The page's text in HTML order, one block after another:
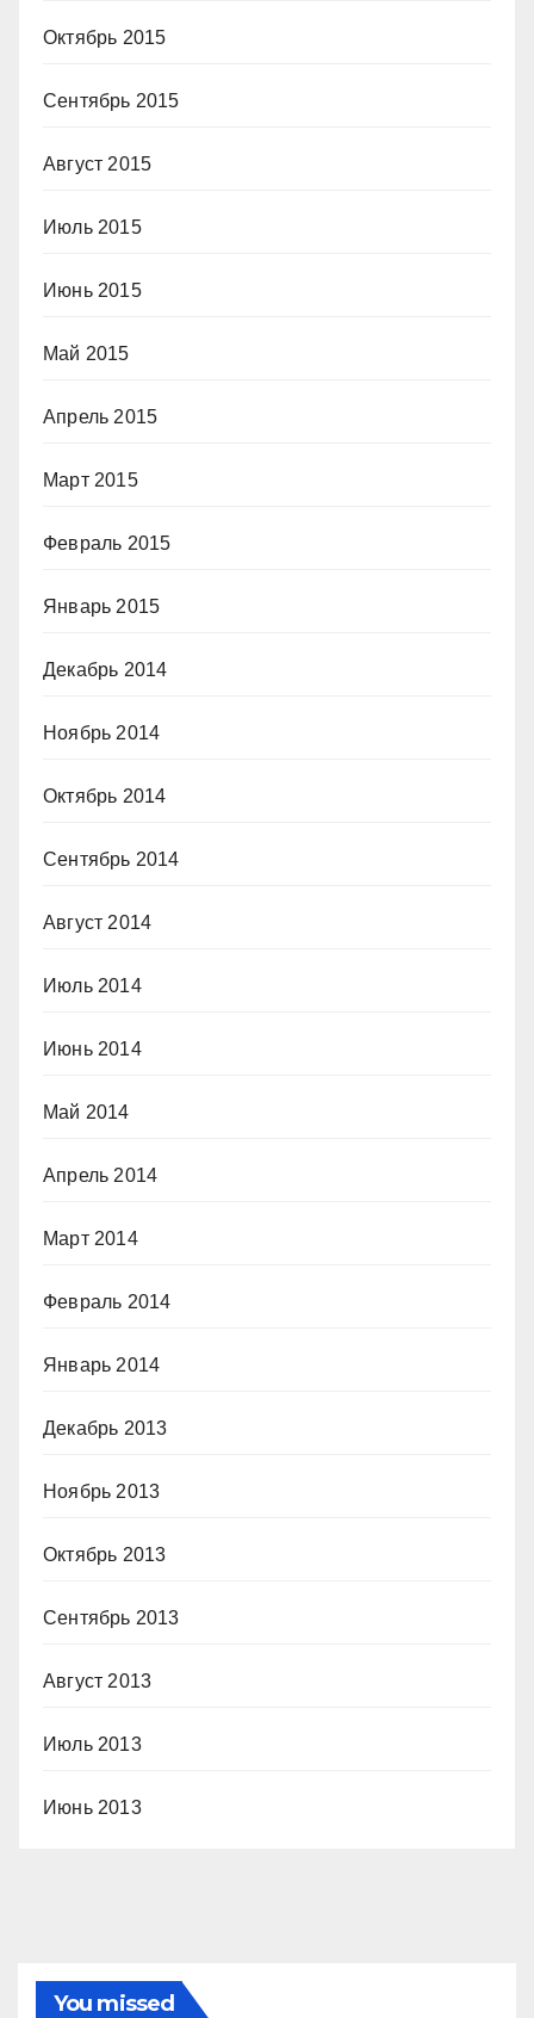
Октябрь 2015
Сентябрь 2015
Август 2015
Июль 2015
Июнь 2015
Май 2015
Апрель 2015
Март 2015
Февраль 2015
Январь 2015
Декабрь 2014
Ноябрь 2014
Октябрь 2014
Сентябрь 2014
Август 2014
Июль 2014
Июнь 2014
Май 2014
Апрель 2014
Март 2014
Февраль 2014
Январь 2014
Декабрь 2013
Ноябрь 2013
Октябрь 2013
Сентябрь 2013
Август 2013
Июль 2013
Июнь 2013
You missed